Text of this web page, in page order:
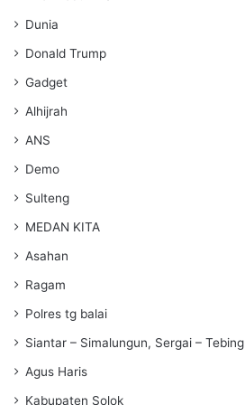
Dunia
Donald Trump
Gadget
Alhijrah
ANS
Demo
Sulteng
MEDAN KITA
Asahan
Ragam
Polres tg balai
Siantar – Simalungun, Sergai – Tebing
Agus Haris
Kabupaten Solok